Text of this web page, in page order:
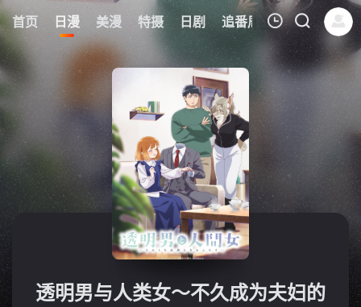
首页 日漫 美漫 特摄 日剧 追番周表 今日更新
6
我的观影记录
暂无观看影片的记录
透明男与人类女～不久成为夫妇的